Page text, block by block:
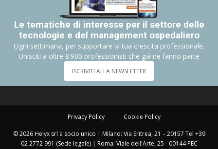
Le tematiche di interesse per il settore delle
tecnologie e del management ospedaliero
Ogni settimana, per supportare la tua crescita professionale.
Unisciti a oltre 8.900 professionisti che già ne fanno parte
ISCRIVITI ALLA NEWSLETTER
Privacy Policy Cookie Policy
© 2026 Helyx srl a socio unico | Milano: Via Eritrea, 21 – 20157 Tel +39
02 2772 991 (Sede legale) | Roma: Viale dell'Arte, 25 - 00144 PEC